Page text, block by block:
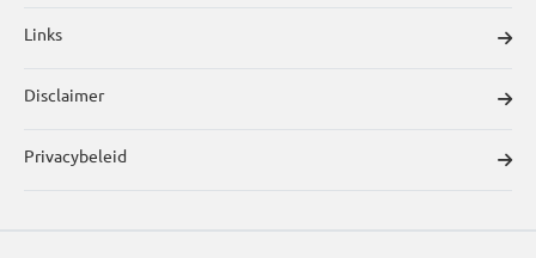
Links
Disclaimer
Privacybeleid